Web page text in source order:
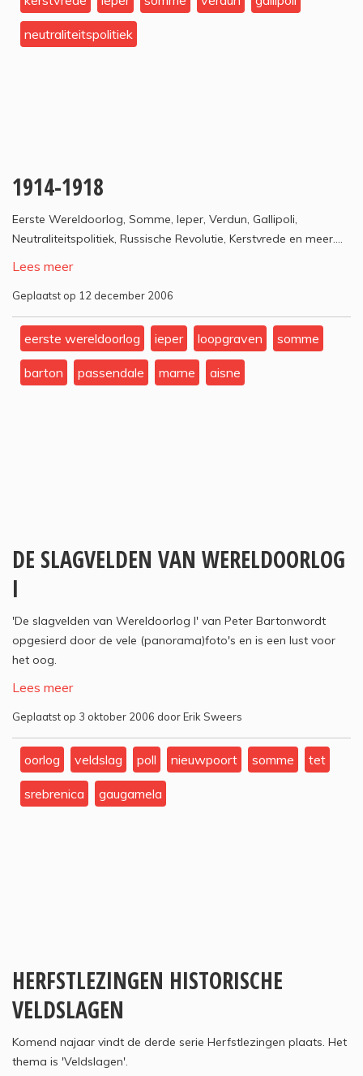
neutraliteitspolitiek
1914-1918
Eerste Wereldoorlog, Somme, Ieper, Verdun, Gallipoli,
Neutraliteitspolitiek, Russische Revolutie, Kerstvrede en meer....
Lees meer
Geplaatst op 12 december 2006
eerste wereldoorlog ieper loopgraven somme
barton passendale marne aisne
DE SLAGVELDEN VAN WERELDOORLOG
I
'De slagvelden van Wereldoorlog I' van Peter Bartonwordt
opgesierd door de vele (panorama)foto's en is een lust voor
het oog.
Lees meer
Geplaatst op 3 oktober 2006 door Erik Sweers
oorlog veldslag poll nieuwpoort somme tet
srebrenica gaugamela
HERFSTLEZINGEN HISTORISCHE
VELDSLAGEN
Komend najaar vindt de derde serie Herfstlezingen plaats. Het
thema is 'Veldslagen'.